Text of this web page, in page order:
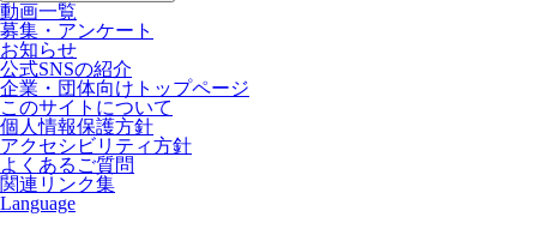
動画一覧
募集・アンケート
お知らせ
公式SNSの紹介
企業・団体向けトップページ
このサイトについて
個人情報保護方針
アクセシビリティ方針
よくあるご質問
関連リンク集
Language